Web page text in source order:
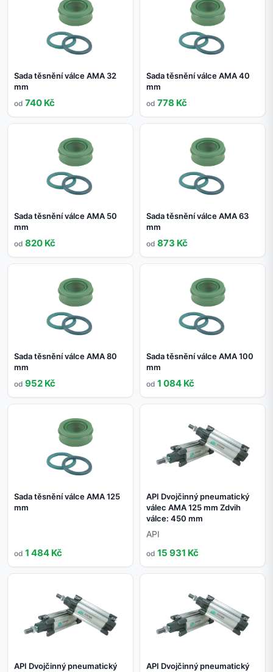
Sada těsnění válce AMA 32
mm
od 740 Kč
Sada těsnění válce AMA 40
mm
od 778 Kč
Sada těsnění válce AMA 50
mm
od 820 Kč
Sada těsnění válce AMA 63
mm
od 873 Kč
Sada těsnění válce AMA 80
mm
od 952 Kč
Sada těsnění válce AMA 100
mm
od 1 084 Kč
Sada těsnění válce AMA 125
mm
od 1 484 Kč
API Dvojčinný pneumatický
válec AMA 125 mm Zdvih
válce: 450 mm
API
od 15 931 Kč
API Dvojčinný pneumatický API Dvojčinný pneumatický